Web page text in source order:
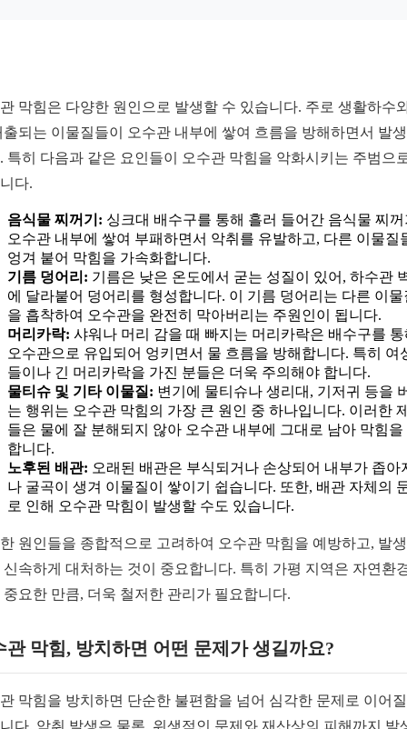
막힘은 다양한 원인으로 발생할 수 있습니다. 주로 생활하수
출되는 이물질들이 오수관 내부에 쌓여 흐름을 방해하면서 발
특히 다음과 같은 요인들이 오수관 막힘을 악화시키는 주범으
다.
음식물 찌꺼기: 싱크대 배수구를 통해 흘러 들어간 음식물 찌
오수관 내부에 쌓여 부패하면서 악취를 유발하고, 다른 이물질
엉겨 붙어 막힘을 가속화합니다.
기름 덩어리: 기름은 낮은 온도에서 굳는 성질이 있어, 하수관
에 달라붙어 덩어리를 형성합니다. 이 기름 덩어리는 다른 이물
을 흡착하여 오수관을 완전히 막아버리는 주원인이 됩니다.
머리카락: 샤워나 머리 감을 때 빠지는 머리카락은 배수구를 통
오수관으로 유입되어 엉키면서 물 흐름을 방해합니다. 특히 여
들이나 긴 머리카락을 가진 분들은 더욱 주의해야 합니다.
물티슈 및 기타 이물질: 변기에 물티슈나 생리대, 기저귀 등을
는 행위는 오수관 막힘의 가장 큰 원인 중 하나입니다. 이러한
들은 물에 잘 분해되지 않아 오수관 내부에 그대로 남아 막힘을
합니다.
노후된 배관: 오래된 배관은 부식되거나 손상되어 내부가 좁아
나 굴곡이 생겨 이물질이 쌓이기 쉽습니다. 또한, 배관 자체의
로 인해 오수관 막힘이 발생할 수도 있습니다.
원인들을 종합적으로 고려하여 오수관 막힘을 예방하고, 발
신속하게 대처하는 것이 중요합니다. 특히 가평 지역은 자연환
중요한 만큼, 더욱 철저한 관리가 필요합니다.
관 막힘, 방치하면 어떤 문제가 생길까요?
막힘을 방치하면 단순한 불편함을 넘어 심각한 문제로 이어
다. 악취 발생은 물론, 위생적인 문제와 재산상의 피해까지 발